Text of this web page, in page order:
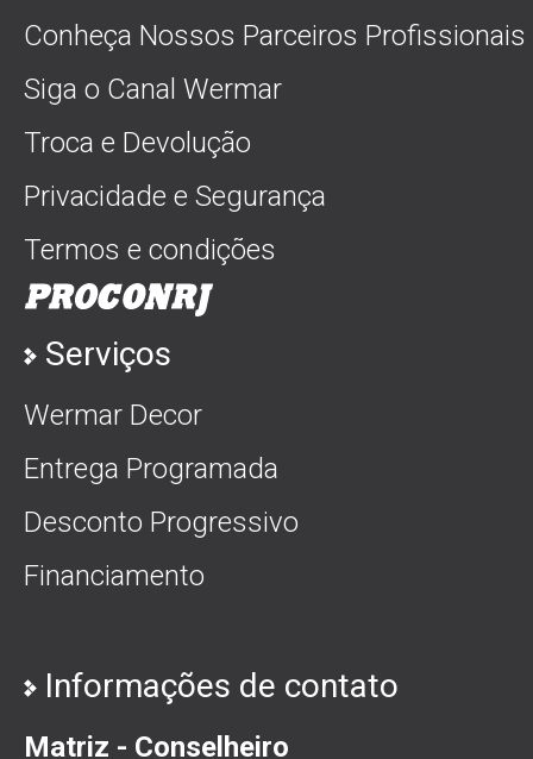
Conheça Nossos Parceiros Profissionais
Siga o Canal Wermar
Troca e Devolução
Privacidade e Segurança
Termos e condições
Serviços
Wermar Decor
Entrega Programada
Desconto Progressivo
Financiamento
Informações de contato
Matriz - Conselheiro